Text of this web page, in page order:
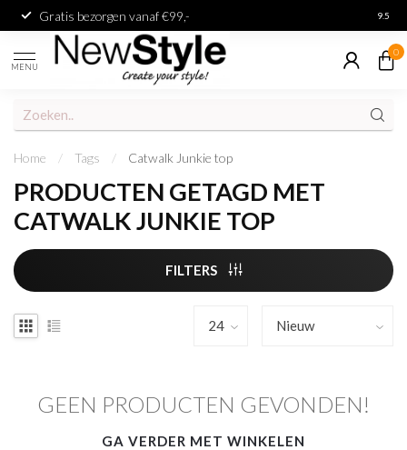
Gratis bezorgen vanaf €99,- 9.5
MENU
0
Home / Tags / Catwalk Junkie top
PRODUCTEN GETAGD MET
CATWALK JUNKIE TOP
FILTERS
GEEN PRODUCTEN GEVONDEN!
GA VERDER MET WINKELEN